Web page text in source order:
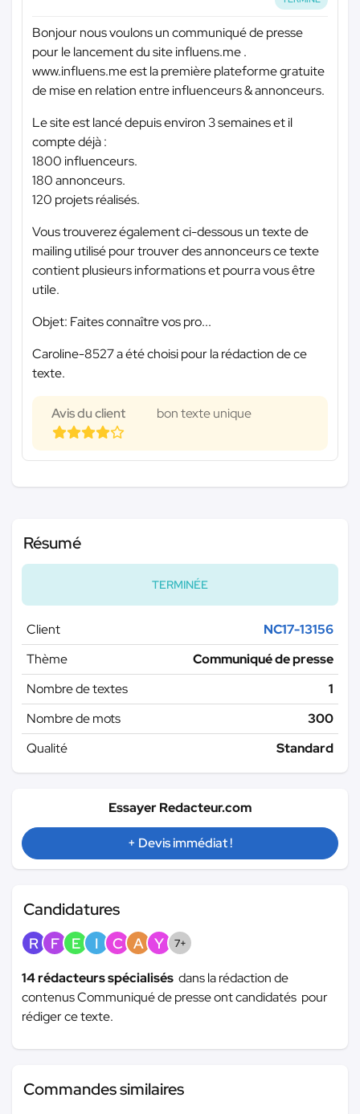
Bonjour nous voulons un communiqué de presse
pour le lancement du site influens.me .
www.influens.me est la première plateforme gratuite
de mise en relation entre influenceurs & annonceurs.
Le site est lancé depuis environ 3 semaines et il
compte déjà :
1800 influenceurs.
180 annonceurs.
120 projets réalisés.
Vous trouverez également ci-dessous un texte de
mailing utilisé pour trouver des annonceurs ce texte
contient plusieurs informations et pourra vous être
utile.
Objet: Faites connaître vos pro...
Caroline-8527 a été choisi pour la rédaction de ce
texte.
Avis du client bon texte unique
Résumé
TERMINÉE
Client
NC17-13156
Thème
Communiqué de presse
Nombre de textes
1
Nombre de mots
300
Qualité
Standard
Essayer Redacteur.com
+ Devis immédiat !
Candidatures
R F E I C A Y 7+
14 rédacteurs spécialisés dans la rédaction de
contenus Communiqué de presse ont candidatés pour
rédiger ce texte.
Commandes similaires